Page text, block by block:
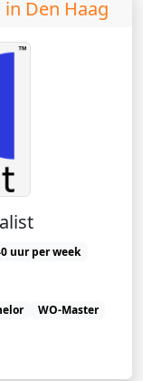
in Den Haag
uur per week
WO-Master